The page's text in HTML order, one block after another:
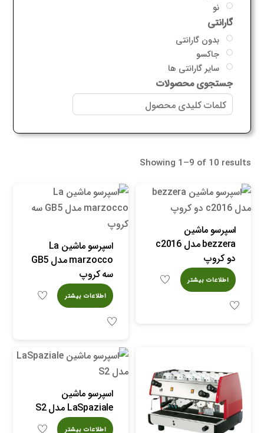
نو
گارانتی
بدون گارانتی
جاکسو
سایر گارانتی ها
جستجوی محصولات
Showing 1–9 of 10 results
اسپرسو ماشین
bezzera مدل c2016
دو کروپ
اطلاعات بیشتر
اسپرسو ماشین La
marzocco مدل GB5
سه کروپ
اطلاعات بیشتر
اسپرسو ماشین
LaSpaziale مدل S2
اطلاعات بیشتر